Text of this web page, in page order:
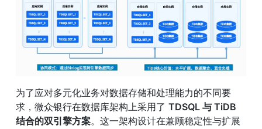
为了应对多元化业务对数据存储和处理能力的不同要
求，微众银行在数据库架构上采用了 TDSQL 与 TiDB
结合的双引擎方案。这一架构设计在兼顾稳定性与扩展